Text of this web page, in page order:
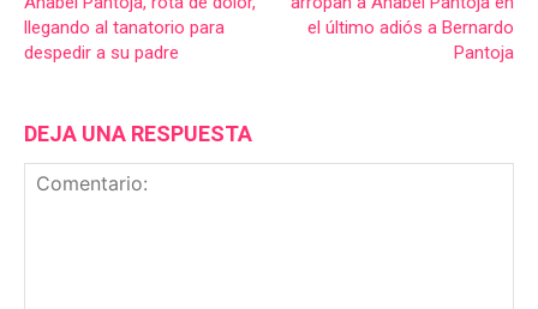
llegando al tanatorio para
despedir a su padre
el último adiós a Bernardo
Pantoja
DEJA UNA RESPUESTA